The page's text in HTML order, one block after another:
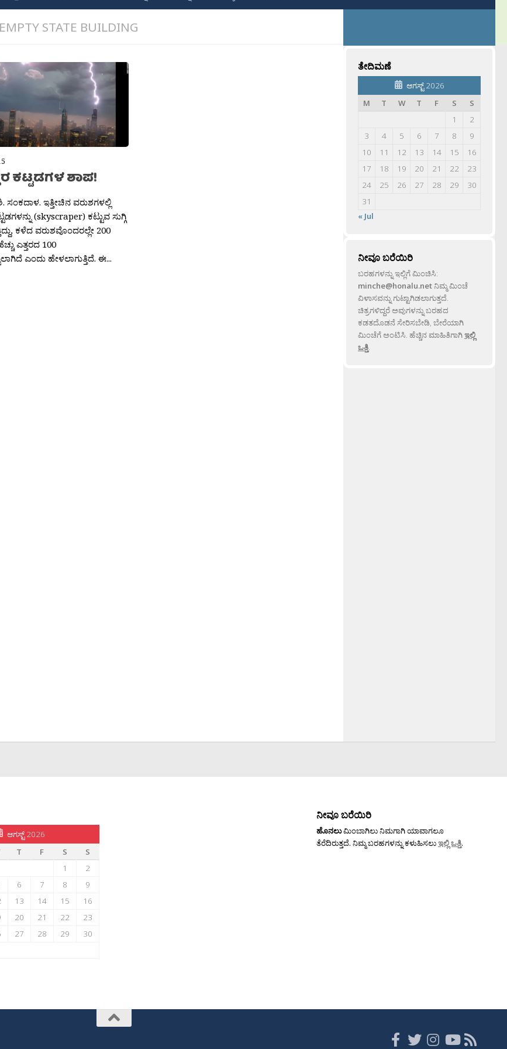
EMPTY STATE BUILDING
ಕಟ್ಟಡಗಳ ಶಾಪ!
ಸಂಕದಾಳ. ಇತ್ತೀಚಿನ ವರುಶಗಳಲ್ಲಿ
(skyscraper) ಕಟ್ಟುವ ಸುಗ್ಗಿ
ಕಳೆದ ವರುಶವೊಂದರಲ್ಲೇ 200
ಎತ್ತರದ 100
ಎಂದು ಹೇಳಲಾಗುತ್ತಿದೆ. ಈ...
ತೇದಿಮಣೆ
ಆಗಸ್ಟ್ 2026
M
T W T F S
S
1
2
3
4 5 6 7 8
9
10
11 12 13 14 15
16
17
18 19 20 21 22
23
24
25 26 27 28 29
30
31
« Jul
ನೀವೂ ಬರೆಯಿರಿ
ಬರಹಗಳನ್ನು ಇಲ್ಲಿಗೆ ಮಿಂಚಿಸಿ:
minche@honalu.netನಿಮ್ಮ ಮಿಂಚೆ
ವಿಳಾಸವನ್ನು ಗುಟ್ಟಾಗಿಡಲಾಗುತ್ತದೆ.
ಚಿತ್ರಗಳಿದ್ದರೆ ಅವುಗಳನ್ನು ಬರಹದ
ಕಡತದೊಡನೆ ಸೇರಿಸಬೇಡಿ, ಬೇರೆಯಾಗಿ
ಮಿಂಚೆಗೆ ಅಂಟಿಸಿ. ಹೆಚ್ಚಿನ ಮಾಹಿತಿಗಾಗಿಇಲ್ಲಿ
ಒತ್ತಿ.
ಆಗಸ್ಟ್ 2026
T F S
S
1
2
6 7 8
9
13 14 15
16
20 21 22
23
27 28 29
30
ನೀವೂ ಬರೆಯಿರಿ
ಹೊನಲುಮಿಂಬಾಗಿಲು ನಿಮಗಾಗಿ ಯಾವಾಗಲೂ
ತೆರೆದಿರುತ್ತದೆ. ನಿಮ್ಮ ಬರಹಗಳನ್ನು ಕಳುಹಿಸಲುಇಲ್ಲಿ ಒತ್ತಿ.